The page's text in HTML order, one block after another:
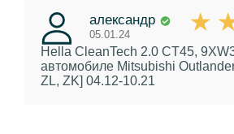
александр
05.01.24
Hella CleanTech 2.0 CT45,
автомобиле Mitsubishi
ZL, ZK] 04.12-10.21